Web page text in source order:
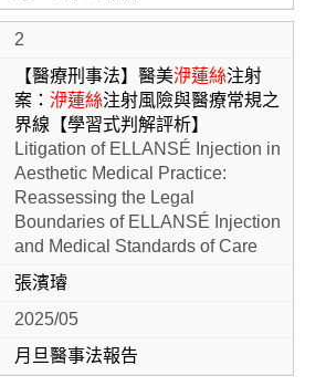
2
【醫療刑事法】醫美洢蓮絲注射
案： 洢蓮絲注射風險與醫療常規之
界線【學習式判解評析】
Litigation of ELLANSÉ Injection in
Aesthetic Medical Practice:
Reassessing the Legal
Boundaries of ELLANSÉ Injection
and Medical Standards of Care
張濱璿
2025/05
月旦醫事法報告